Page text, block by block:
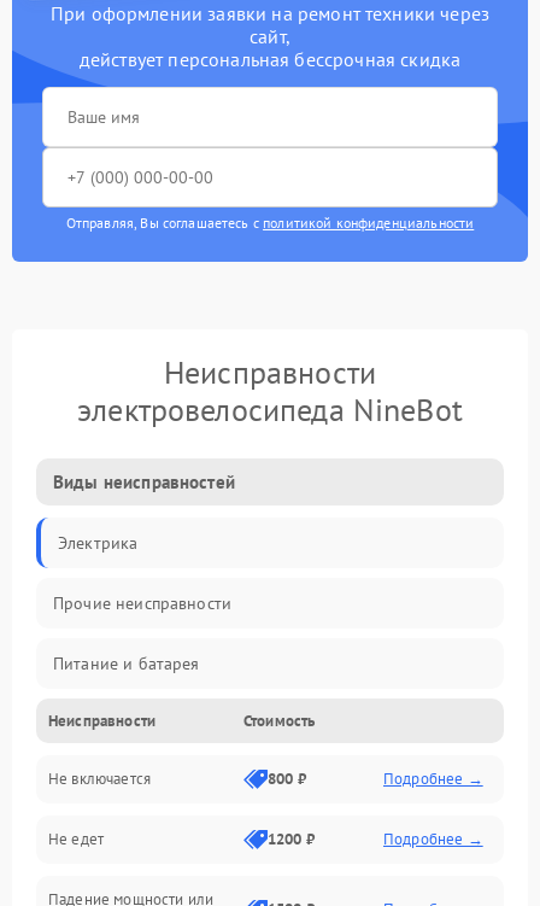
При оформлении заявки на ремонт техники через
сайт,
действует персональная бессрочная скидка
Отправляя, Вы соглашаетесь с политикой конфиденциальности
Неисправности
электровелосипеда NineBot
Виды неисправностей
Электрика
Прочие неисправности
Питание и батарея
Двигатель и ходовая часть
Тормоза и безопасность
Подвеска и колеса
Неисправности Стоимость
Не включается 800 ₽ Подробнее →
Не едет 1200 ₽ Подробнее →
Падение мощности или